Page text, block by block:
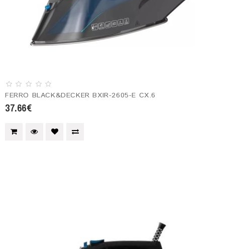
FERRO BLACK&DECKER BXIR-2605-E CX.6
37.66€